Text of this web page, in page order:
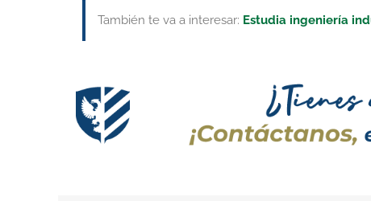
También te va a interesar: Estudia ingeniería